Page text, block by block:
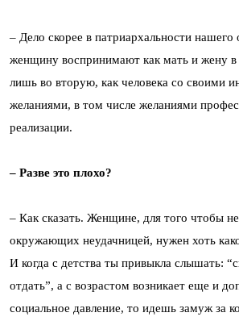
– Дело скорее в патриархальности нашего
женщину воспринимают как мать и жену
лишь во вторую, как человека со своими
желаниями, в том числе желаниями
реализации.
– Разве это плохо?
– Как сказать. Женщине, для того чтобы не
окружающих неудачницей, нужен хоть
И когда с детства ты привыкла слышать:
отдать”, а с возрастом возникает еще и
социальное давление, то идешь замуж за